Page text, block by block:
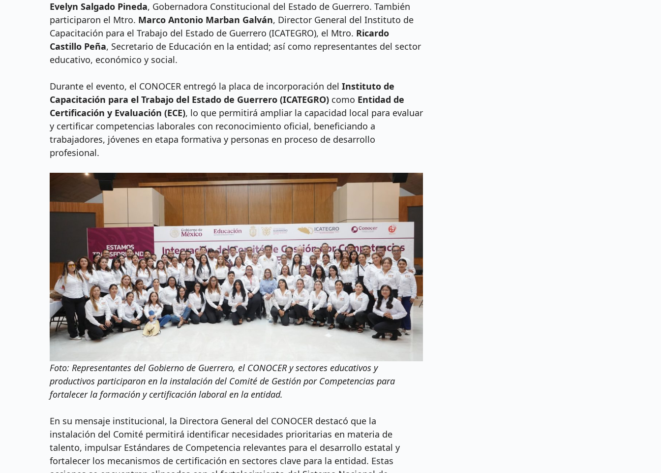
Evelyn Salgado Pineda, Gobernadora Constitucional del Estado de Guerrero. También
participaron el Mtro. Marco Antonio Marban Galván, Director General del Instituto de
Capacitación para el Trabajo del Estado de Guerrero (ICATEGRO), el Mtro. Ricardo
Castillo Peña, Secretario de Educación en la entidad; así como representantes del sector
educativo, económico y social.
Durante el evento, el CONOCER entregó la placa de incorporación del Instituto de
Capacitación para el Trabajo del Estado de Guerrero (ICATEGRO)como Entidad de
Certificación y Evaluación (ECE), lo que permitirá ampliar la capacidad local para evaluar
y certificar competencias laborales con reconocimiento oficial, beneficiando a
trabajadores, jóvenes en etapa formativa y personas en proceso de desarrollo
profesional.
Foto: Representantes del Gobierno de Guerrero, el CONOCER y sectores educativos y
productivos participaron en la instalación del Comité de Gestión por Competencias para
fortalecer la formación y certificación laboral en la entidad.
En su mensaje institucional, la Directora General del CONOCER destacó que la
instalación del Comité permitirá identificar necesidades prioritarias en materia de
talento, impulsar Estándares de Competencia relevantes para el desarrollo estatal y
fortalecer los mecanismos de certificación en sectores clave para la entidad. Estas